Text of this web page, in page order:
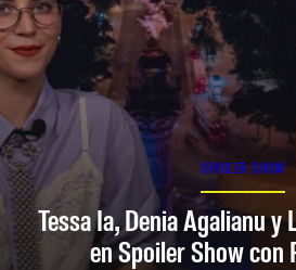
SPOILER SHOW
Tessa Ia, Denia Agalianu y
en Spoiler Show con